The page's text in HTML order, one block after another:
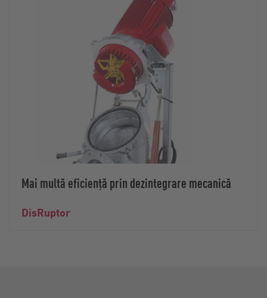
Mai multă eficiență prin dezintegrare mecanică
DisRuptor